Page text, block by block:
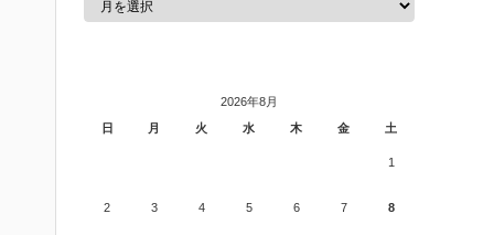
2026年8月
日
月 火 水 木 金 土
1
2 3 4 5 6 7 8